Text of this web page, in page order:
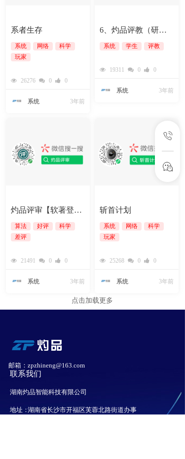
系者生存
系统 网络
科学
玩家
26276 0 0
系统 3年前
6、灼品评教（研发中）
系统 学生 评教
19311 0 0
系统 3年前
灼品评审【软著登字第5889083号】
算法 好评
科学
差评
21491 0 0
系统 3年前
斩首计划
系统 网络
科学
玩家
25268 0 0
系统 3年前
点击加载更多
联系我们
湖南灼品智能科技有限公司
地址：
邮箱：zpzhineng@163.com
湖南省长沙市开福区芙蓉北路街道办事